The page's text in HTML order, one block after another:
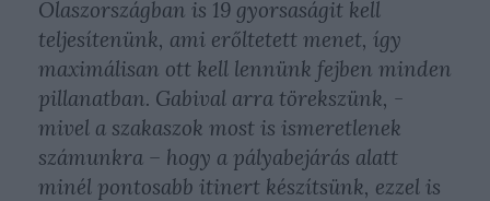
Olaszországban is 19 gyorsaságit kell
teljesítenünk, ami erőltetett menet, így
maximálisan ott kell lennünk fejben minden
pillanatban. Gabival arra törekszünk, -
mivel a szakaszok most is ismeretlenek
számunkra – hogy a pályabejárás alatt
minél pontosabb itinert készítsünk, ezzel is